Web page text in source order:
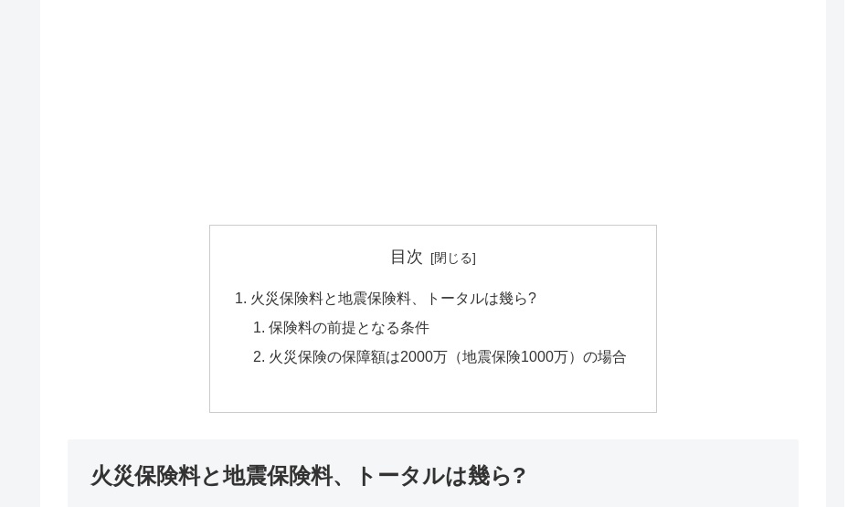
目次
火災保険料と地震保険料、トータルは幾ら?
保険料の前提となる条件
火災保険の保障額は2000万（地震保険1000万）の場合
火災保険料と地震保険料、トータルは幾ら?